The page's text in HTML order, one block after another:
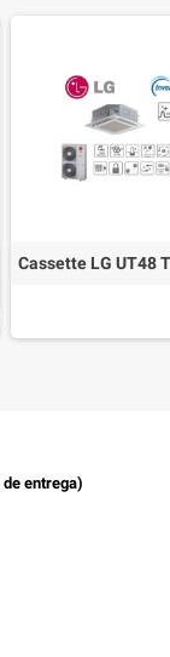
Cassette LG UT48
entrega)